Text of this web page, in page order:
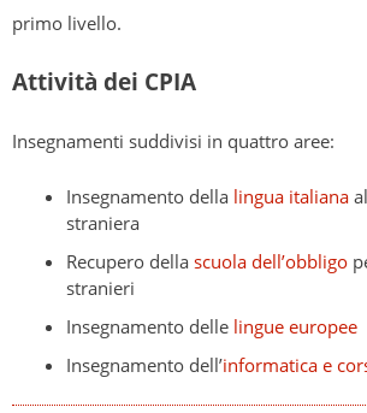
primo livello.
Attività dei CPIA
Insegnamenti suddivisi in quattro aree:
Insegnamento della lingua italiana
straniera
Recupero della scuola dell’obbligo
stranieri
Insegnamento delle lingue europee
Insegnamento dell’informatica e